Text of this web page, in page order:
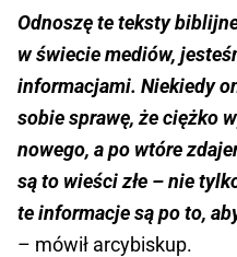
Odnoszę te teksty
w świecie mediów,
informacjami. Niekiedy
sobie sprawę, że ciężko
nowego, a po wtóre
są to wieści złe – nie
te informacje są po to,
– mówił arcybiskup.